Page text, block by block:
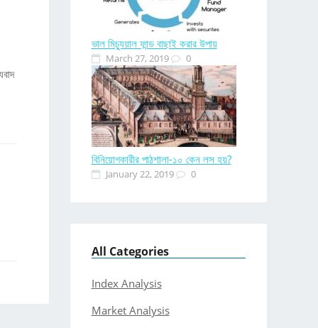
ভাল মিচ্যুয়াল ফান্ড বাছাই করার উপায়
March 27, 2019 0
বিনিয়োগকারীর পাঠশালা-১০ কেন লস হয়?
January 22, 2019 0
All Categories
Index Analysis
Market Analysis